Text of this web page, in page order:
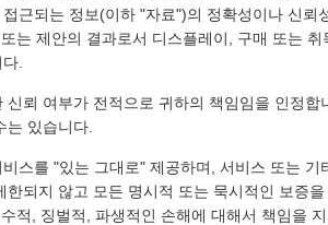
근되는 정보(이하 "자료")의 정확성이나 신
는 제안의 결과로서 디스플레이, 구매 또는
.
신뢰 여부가 전적으로 귀하의 책임임을 인정
는 있습니다.
스를 "있는 그대로" 제공하며, 서비스 또는
한되지 않고 모든 명시적 또는 묵시적인 보증
적, 징벌적, 파생적인 손해에 대해서 책임을 지